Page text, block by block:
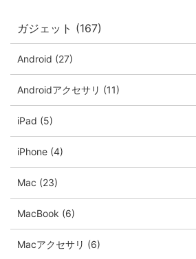
ガジェット (167)
Android (27)
Androidアクセサリ (11)
iPad (5)
iPhone (4)
Mac (23)
MacBook (6)
Macアクセサリ (6)